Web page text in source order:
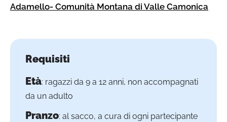
Adamello- Comunità Montana di Valle Camonica
Requisiti
Età: ragazzi da 9 a 12 anni, non accompagnati
da un adulto
Pranzo: al sacco, a cura di ogni partecipante